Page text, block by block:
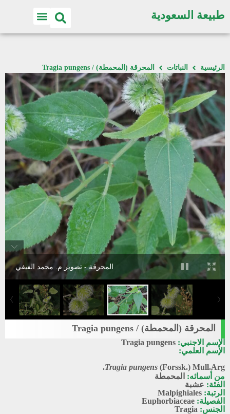
طبيعة السعودية
الرئيسية النباتات المحرقة (المحمطة) / Tragia pungens
المحرقة - تصوير م. محمد الفيفي
المحرقة (المحمطة) / Tragia pungens
الإسم الاجنبي: Tragia pungens
الإسم العلمي:
Tragia pungens (Forssk.) Mull.Arg.
من أسمائه: المحمطة
الفئة: عشبة
الرتبة: Malpighiales
الفصيلة: Euphorbiaceae
الجنس: Tragia